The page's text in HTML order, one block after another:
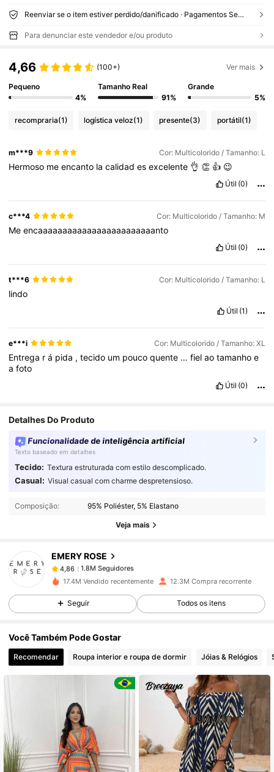
Reenviar se o item estiver perdido/danificado · Pagamentos Seguros · Proteção de privacidade
Para denunciar este vendedor e/ou produto
4,66 (100+) Ver mais
Pequeno
4%
Tamanho Real
91%
Grande
5%
recompraria(1) logística veloz(1) presente(3) portátil(1)
m***9 Cor: Multicolorido / Tamanho: L
Hermoso meencanto lacalidadesexcelente 👌👏 👍 😉
Útil (0)
c***4 Cor: Multicolorido / Tamanho: M
Meencaaaaaaaaaaaaaaaaaaaaaaaanto
Útil (0)
t***6 Cor: Multicolorido / Tamanho: L
lindo
Útil (1)
e***i Cor: Multicolorido / Tamanho: XL
Entrega rá pida ,tecido um poucoquente …fielaotamanhoe
afoto
Útil (0)
Detalhes Do Produto
Funcionalidade de inteligência artificial
Texto baseado em detalhes
Tecido: Textura estruturada com estilo descomplicado.
Casual: Visual casual com charme despretensioso.
Composição: 95% Poliéster, 5% Elastano
Veja mais
EMERY ROSE
4,86 1.8M Seguidores
4,86
1.8M Seguidores
t***e pago1 dia atrás
4,86 1.8M Seguidores
4,86 1.8M Seguidores
1.8M Seguidores
4,86 1.8M Seguidores
4,86 1.8M Seguidores
17.4M Vendido recentemente 12.3M Compra recorrente
Seguir Todos os itens
Você Também Pode Gostar
Recomendar Roupa interior e roupa de dormir Jóias & Relógios